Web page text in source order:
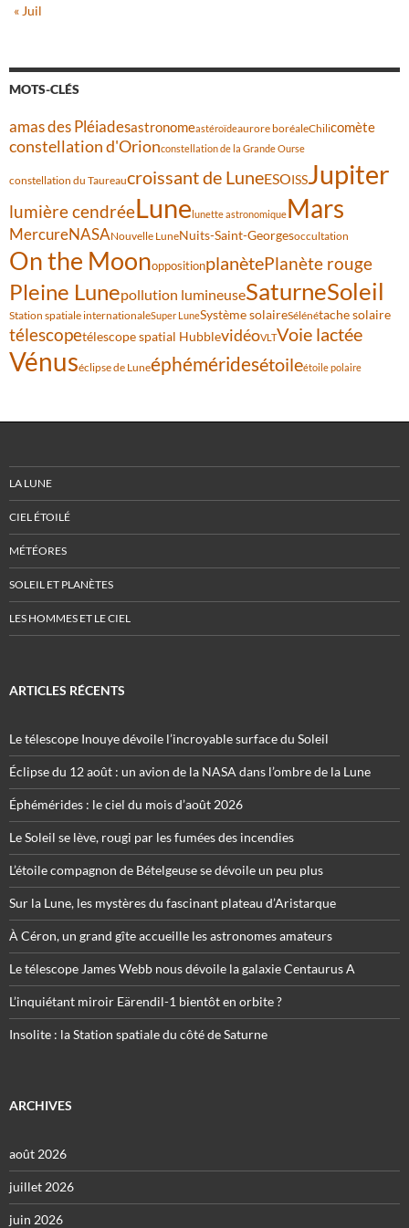
« Juil
MOTS-CLÉS
amas des Pléiadesastronomeastéroïdeaurore boréaleChilicomète
constellation d'Orionconstellation de la Grande Ourse
constellation du Taureaucroissant de LuneESOISSJupiter
lumière cendréeLunelunette astronomiqueMars
MercureNASANouvelle LuneNuits-Saint-Georgesoccultation
On the MoonoppositionplanètePlanète rouge
Pleine Lunepollution lumineuseSaturneSoleil
Station spatiale internationaleSuper LuneSystème solaireSélénétache solaire
télescopetélescope spatial HubblevidéoVLTVoie lactée
Vénuséclipse de Luneéphéméridesétoileétoile polaire
LA LUNE
CIEL ÉTOILÉ
MÉTÉORES
SOLEIL ET PLANÈTES
LES HOMMES ET LE CIEL
ARTICLES RÉCENTS
Le télescope Inouye dévoile l’incroyable surface du Soleil
Éclipse du 12 août : un avion de la NASA dans l’ombre de la Lune
Éphémérides : le ciel du mois d’août 2026
Le Soleil se lève, rougi par les fumées des incendies
L’étoile compagnon de Bételgeuse se dévoile un peu plus
Sur la Lune, les mystères du fascinant plateau d’Aristarque
À Céron, un grand gîte accueille les astronomes amateurs
Le télescope James Webb nous dévoile la galaxie Centaurus A
L’inquiétant miroir Eärendil-1 bientôt en orbite ?
Insolite : la Station spatiale du côté de Saturne
ARCHIVES
août 2026
juillet 2026
juin 2026